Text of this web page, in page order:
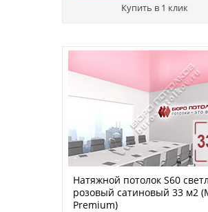
Купить в 1 клик
Натяжной потолок S60
розовый сатиновый 33 м2
Premium)